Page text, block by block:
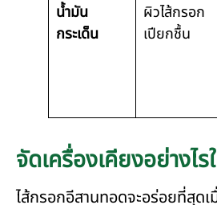
น้ำมัน
กระเด็น
ผิวไส้กรอก
เปียกชื้น
จัดเครื่องเคียงอย่างไ
ไส้กรอกอีสานทอดจะอร่อยที่สุด